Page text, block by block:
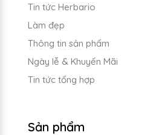
Tin tức Herbario
Làm đẹp
Thông tin sản phẩm
Ngày lễ & Khuyến Mãi
Tin tức tổng hợp
Sản phẩm